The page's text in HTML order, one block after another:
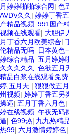
月婷婷啪啪综合网| 色
AVDV久久 | 婷婷丁香
产精品视频| 991国产
视频在线观看| 大胆伊
月丁香六月欧美综合|
伦精品无吗| 日本黄色
婷综合精品| 五月婷婷
久久久久久 | 色欲五月
精品白浆在线观看免费|
婷,五月天 | 狠狠做五
州视频| 婷婷丁香五另
操逼| 五月丁香六月色|
婷在线视频| 午夜无码
逼| 色99热| 九九热精
热99| 六月激情婷婷色|